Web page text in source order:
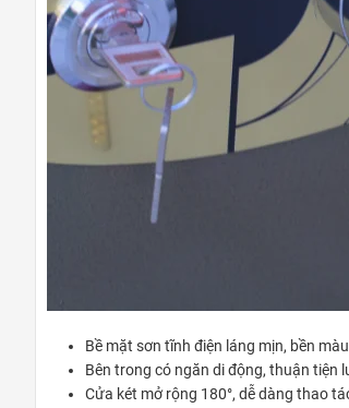
Bề mặt sơn tĩnh điện láng mịn, bền
Bên trong có ngăn di động, thuận tiện
Cửa két mở rộng 180°, dễ dàng thao